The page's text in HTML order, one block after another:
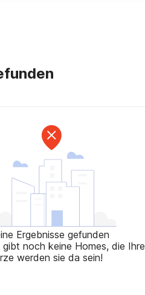
Ergebnisse gefunden
gibt noch keine Homes, die
werden sie da sein!